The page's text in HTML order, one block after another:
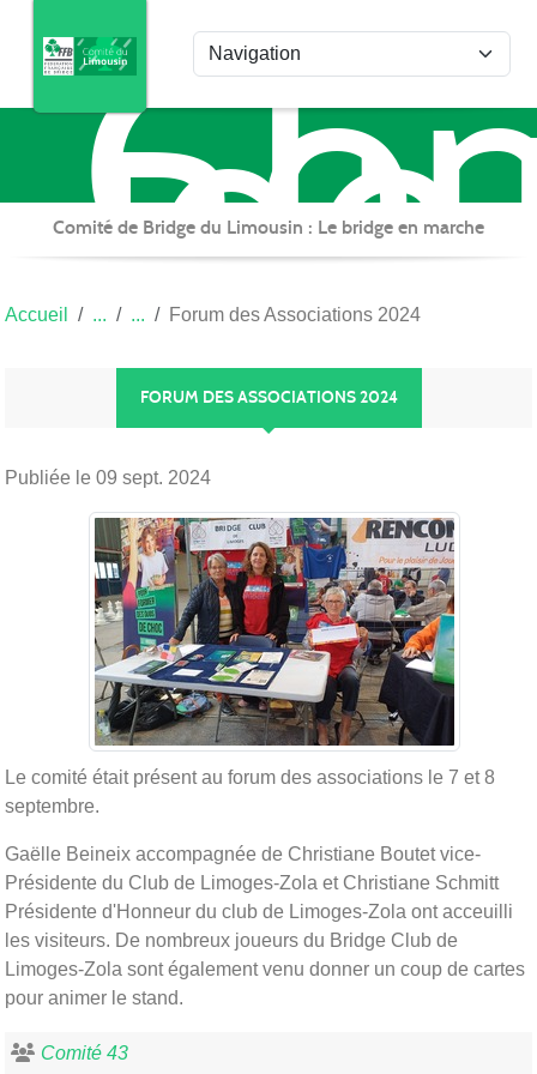
de
du
Comité de Bridge du Limousin : Le bridge en marche
Accueil Forum des Associations 2024
FORUM DES ASSOCIATIONS 2024
Publiée le 09 sept. 2024
Le comité était présent au forum des associations le 7 et 8
septembre.
Gaëlle Beineix accompagnée de Christiane Boutet vice-
Présidente du Club de Limoges-Zola et Christiane Schmitt
Présidente d'Honneur du club de Limoges-Zola ont acceuilli
les visiteurs. De nombreux joueurs du Bridge Club de
Limoges-Zola sont également venu donner un coup de cartes
pour animer le stand.
Comité 43